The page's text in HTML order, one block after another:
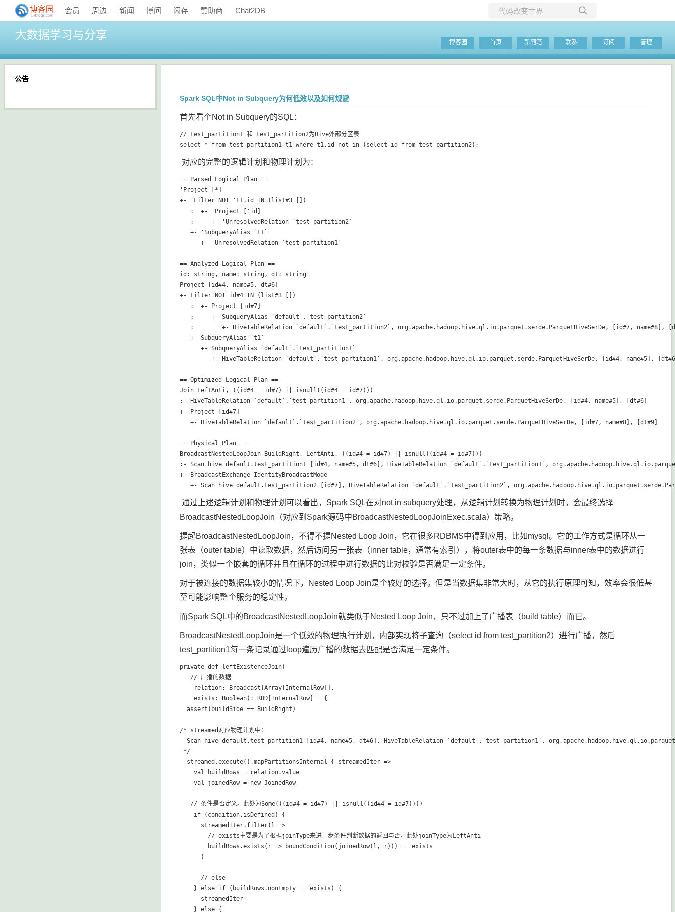
会员 周边 新闻 博问 闪存 赞助商 Chat2DB
当前博客
大数据学习与分享
博客园 首页 新随笔 联系 订阅 管理
Spark SQL中Not in Subquery为何低效以及如何规避
首先看个Not in Subquery的SQL：
// test_partition1 和 test_partition2为Hive外部分区表
对应的完整的逻辑计划和物理计划为：
== Parsed Logical Plan ==
'Project [*]
+- 'Filter NOT 't1.id IN (list#3 [])
   :  +- 'Project ['id]
   :     +- 'UnresolvedRelation `test_partition2`
   +- 'SubqueryAlias `t1`
      +- 'UnresolvedRelation `test_partition1`
== Analyzed Logical Plan ==
id: string, name: string, dt: string
Project [id#4, name#5, dt#6]
+- Filter NOT id#4 IN (list#3 [])
   :  +- Project [id#7]
   :     +- SubqueryAlias `default`.`test_partition2`
:        +- HiveTableRelation `default`.`test_partition2`, org.apache.hadoop.hive.ql.io.parquet.serde.ParquetHiveSerDe, [id#7, name#8],
   +- SubqueryAlias `t1`
      +- SubqueryAlias `default`.`test_partition1`
+- HiveTableRelation `default`.`test_partition1`, org.apache.hadoop.hive.ql.io.parquet.serde.ParquetHiveSerDe, [id#4, name#5],
== Optimized Logical Plan ==
Join LeftAnti, ((id#4 = id#7) || isnull((id#4 = id#7)))
:- HiveTableRelation `default`.`test_partition1`, org.apache.hadoop.hive.ql.io.parquet.serde.ParquetHiveSerDe, [id#4, name#5], [dt#6]
+- Project [id#7]
   +- HiveTableRelation `default`.`test_partition2`, org.apache.hadoop.hive.ql.io.parquet.serde.ParquetHiveSerDe, [id#7, name#8], [dt#9]
== Physical Plan ==
BroadcastNestedLoopJoin BuildRight, LeftAnti, ((id#4 = id#7) || isnull((id#4 = id#7)))
:- Scan hive default.test_partition1 [id#4, name#5, dt#6], HiveTableRelation `default`.`test_partition1`,
+- BroadcastExchange IdentityBroadcastMode
通过上述逻辑计划和物理计划可以看出，Spark SQL在对not in subquery处理，从逻辑计划转换为物理计划时，会最终选择
BroadcastNestedLoopJoin（对应到Spark源码中BroadcastNestedLoopJoinExec.scala）策略。
提起BroadcastNestedLoopJoin，不得不提Nested Loop Join，它在很多RDBMS中得到应用，比如mysql。它的工作方式是循环从一
张表（outer table）中读取数据，然后访问另一张表（inner table，通常有索引），将outer表中的每一条数据与inner表中的数据进行
join，类似一个嵌套的循环并且在循环的过程中进行数据的比对校验是否满足一定条件。
对于被连接的数据集较小的情况下，Nested Loop Join是个较好的选择。但是当数据集非常大时，从它的执行原理可知，效率会很低甚
至可能影响整个服务的稳定性。
而Spark SQL中的BroadcastNestedLoopJoin就类似于Nested Loop Join，只不过加上了广播表（build table）而已。
BroadcastNestedLoopJoin是一个低效的物理执行计划，内部实现将子查询（select id from test_partition2）进行广播，然后
test_partition1每一条记录通过loop遍历广播的数据去匹配是否满足一定条件。
private def leftExistenceJoin(
   // 广播的数据
    relation: Broadcast[Array[InternalRow]],
    exists: Boolean): RDD[InternalRow] = {
  assert(buildSide == BuildRight)
/* streamed对应物理计划中：
Scan hive default.test_partition1 [id#4, name#5, dt#6], HiveTableRelation `default`.`test_partition1`,
*/
  streamed.execute().mapPartitionsInternal { streamedIter =>
    val buildRows = relation.value
    val joinedRow = new JoinedRow
   // 条件是否定义。此处为Some(((id#4 = id#7) || isnull((id#4 = id#7))))
    if (condition.isDefined) {
      streamedIter.filter(l =>
        // exists主要是为了根据joinType来进一步条件判断数据的返回与否，此处joinType为LeftAnti
        buildRows.exists(r => boundCondition(joinedRow(l, r))) == exists
      )
      // else
    } else if (buildRows.nonEmpty == exists) {
      streamedIter
    } else {
公告